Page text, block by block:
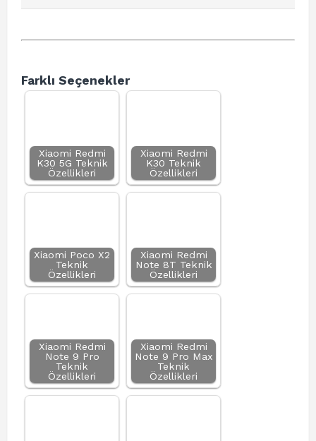
Farklı Seçenekler
Xiaomi Redmi
K30 5G Teknik
Özellikleri
Xiaomi Redmi
K30 Teknik
Özellikleri
Xiaomi Poco X2
Teknik
Özellikleri
Xiaomi Redmi
Note 8T Teknik
Özellikleri
Xiaomi Redmi
Note 9 Pro
Teknik
Özellikleri
Xiaomi Redmi
Note 9 Pro Max
Teknik
Özellikleri